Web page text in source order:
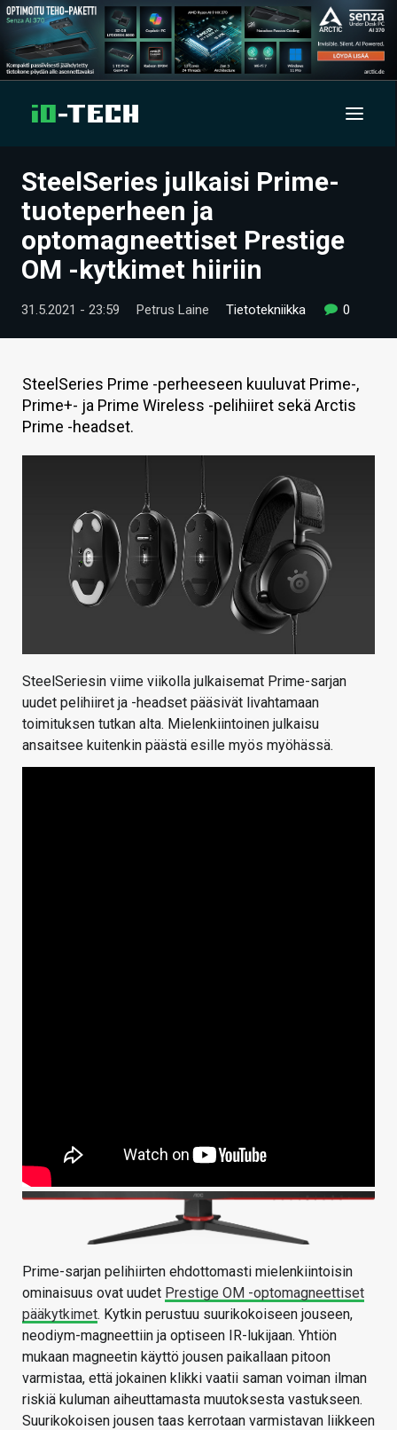
UUTISET
ARTIKKELIT
VIDEOT
TECHBBS
HINTA.FI
KAUPPA
VAIHDA TEEMA
SteelSeries julkaisi Prime-
tuoteperheen ja
optomagneettiset Prestige
OM -kytkimet hiiriin
31.5.2021 - 23:59 Petrus Laine Tietotekniikka 0
SteelSeries Prime -perheeseen kuuluvat Prime-,
Prime+- ja Prime Wireless -pelihiiret sekä Arctis
Prime -headset.
SteelSeriesin viime viikolla julkaisemat Prime-sarjan
uudet pelihiiret ja -headset pääsivät livahtamaan
toimituksen tutkan alta. Mielenkiintoinen julkaisu
ansaitsee kuitenkin päästä esille myös myöhässä.
Prime-sarjan pelihiirten ehdottomasti mielenkiintoisin
ominaisuus ovat uudet Prestige OM -optomagneettiset
pääkytkimet. Kytkin perustuu suurikokoiseen jouseen,
neodiym-magneettiin ja optiseen IR-lukijaan. Yhtiön
mukaan magneetin käyttö jousen paikallaan pitoon
varmistaa, että jokainen klikki vaatii saman voiman ilman
riskiä kuluman aiheuttamasta muutoksesta vastukseen.
Suurikokoisen jousen taas kerrotaan varmistavan liikkeen